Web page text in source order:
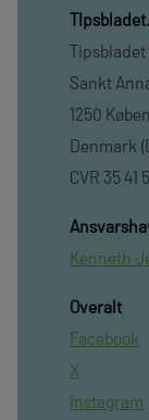
Tipsbladet
Sankt
1250
Denmark
CVR 35 41
Kenneth
Overalt
Facebook
X
Instagram